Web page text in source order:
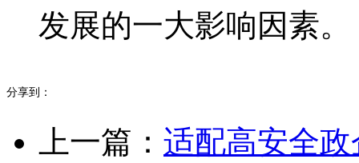
发展的一大影响因素。
分享到：
上一篇： 适配高安全